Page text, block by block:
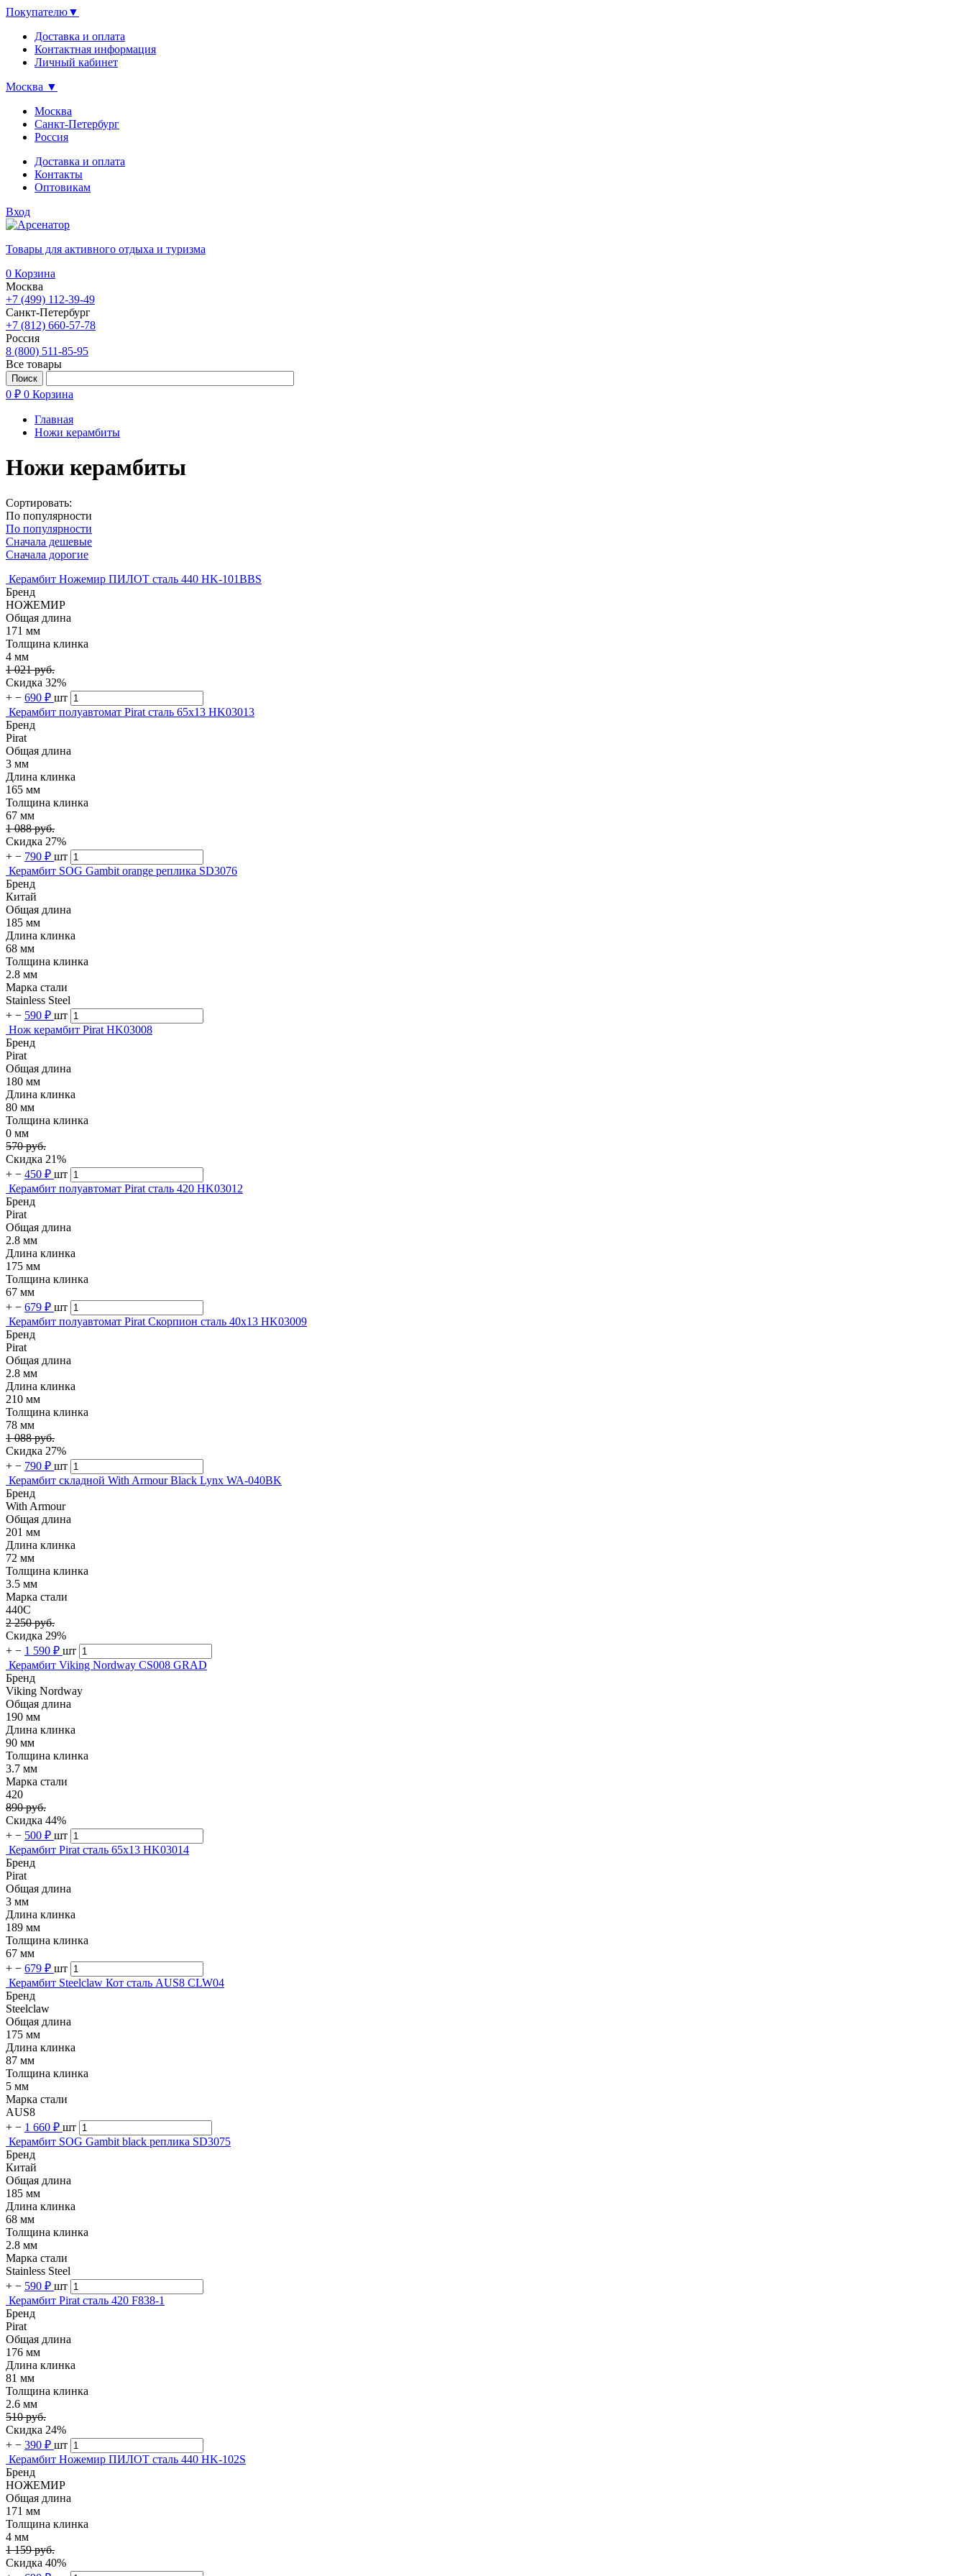
Покупателю▼
Доставка и оплата
Контактная информация
Личный кабинет
Москва ▼
Москва
Санкт-Петербург
Россия
Доставка и оплата
Контакты
Оптовикам
Вход
Товары для активного отдыха и туризма
0 Корзина
Москва
+7 (499) 112-39-49
Санкт-Петербург
+7 (812) 660-57-78
Россия
8 (800) 511-85-95
Все товары
0 ₽ 0 Корзина
Главная
Ножи керамбиты
Ножи керамбиты
Сортировать:
По популярности
По популярности
Сначала дешевые
Сначала дорогие
Керамбит Ножемир ПИЛОТ сталь 440 HK-101BBS
Бренд
НОЖЕМИР
Общая длина
171 мм
Толщина клинка
4 мм
1 021 руб.
Скидка 32%
+ − 690 ₽ шт
Керамбит полуавтомат Pirat сталь 65х13 HK03013
Бренд
Pirat
Общая длина
3 мм
Длина клинка
165 мм
Толщина клинка
67 мм
1 088 руб.
Скидка 27%
+ − 790 ₽ шт
Керамбит SOG Gambit orange реплика SD3076
Бренд
Китай
Общая длина
185 мм
Длина клинка
68 мм
Толщина клинка
2.8 мм
Марка стали
Stainless Steel
+ − 590 ₽ шт
Нож керамбит Pirat HK03008
Бренд
Pirat
Общая длина
180 мм
Длина клинка
80 мм
Толщина клинка
0 мм
570 руб.
Скидка 21%
+ − 450 ₽ шт
Керамбит полуавтомат Pirat сталь 420 HK03012
Бренд
Pirat
Общая длина
2.8 мм
Длина клинка
175 мм
Толщина клинка
67 мм
+ − 679 ₽ шт
Керамбит полуавтомат Pirat Скорпион сталь 40х13 HK03009
Бренд
Pirat
Общая длина
2.8 мм
Длина клинка
210 мм
Толщина клинка
78 мм
1 088 руб.
Скидка 27%
+ − 790 ₽ шт
Керамбит складной With Armour Black Lynx WA-040BK
Бренд
With Armour
Общая длина
201 мм
Длина клинка
72 мм
Толщина клинка
3.5 мм
Марка стали
440C
2 250 руб.
Скидка 29%
+ − 1 590 ₽ шт
Керамбит Viking Nordway CS008 GRAD
Бренд
Viking Nordway
Общая длина
190 мм
Длина клинка
90 мм
Толщина клинка
3.7 мм
Марка стали
420
890 руб.
Скидка 44%
+ − 500 ₽ шт
Керамбит Pirat сталь 65х13 HK03014
Бренд
Pirat
Общая длина
3 мм
Длина клинка
189 мм
Толщина клинка
67 мм
+ − 679 ₽ шт
Керамбит Steelclaw Кот сталь AUS8 CLW04
Бренд
Steelclaw
Общая длина
175 мм
Длина клинка
87 мм
Толщина клинка
5 мм
Марка стали
AUS8
+ − 1 660 ₽ шт
Керамбит SOG Gambit black реплика SD3075
Бренд
Китай
Общая длина
185 мм
Длина клинка
68 мм
Толщина клинка
2.8 мм
Марка стали
Stainless Steel
+ − 590 ₽ шт
Керамбит Pirat сталь 420 F838-1
Бренд
Pirat
Общая длина
176 мм
Длина клинка
81 мм
Толщина клинка
2.6 мм
510 руб.
Скидка 24%
+ − 390 ₽ шт
Керамбит Ножемир ПИЛОТ сталь 440 HK-102S
Бренд
НОЖЕМИР
Общая длина
171 мм
Толщина клинка
4 мм
1 159 руб.
Скидка 40%